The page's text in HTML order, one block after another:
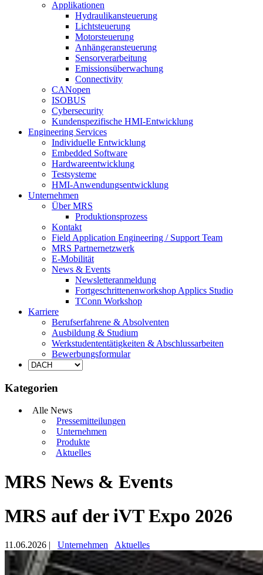
Applikationen
Hydraulikansteuerung
Lichtsteuerung
Motorsteuerung
Anhängeransteuerung
Sensorverarbeitung
Emissionsüberwachung
Connectivity
CANopen
ISOBUS
Cybersecurity
Kundenspezifische HMI-Entwicklung
Engineering Services
Individuelle Entwicklung
Embedded Software
Hardwareentwicklung
Testsysteme
HMI-Anwendungsentwicklung
Unternehmen
Über MRS
Produktionsprozess
Kontakt
Field Application Engineering / Support Team
MRS Partnernetzwerk
E-Mobilität
News & Events
Newsletteranmeldung
Fortgeschrittenenworkshop Applics Studio
TConn Workshop
Karriere
Berufserfahrene & Absolventen
Ausbildung & Studium
Werkstudententätigkeiten & Abschlussarbeiten
Bewerbungsformular
Kategorien
Alle News
Pressemitteilungen
Unternehmen
Produkte
Aktuelles
MRS News & Events
MRS auf der iVT Expo 2026
11.06.2026 | Unternehmen Aktuelles